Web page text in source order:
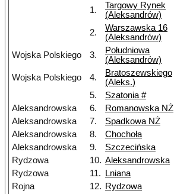
1.
Targowy Rynek
(Aleksandrów)
2.
Warszawska 16
(Aleksandrów)
Wojska Polskiego 3.
Południowa
(Aleksandrów)
Wojska Polskiego 4.
Bratoszewskiego
(Aleks.)
5. Szatonia #
Aleksandrowska
6. Romanowska NŻ
Aleksandrowska
7. Spadkowa NŻ
Aleksandrowska
8. Chochoła
Aleksandrowska
9. Szczecińska
Rydzowa
10. Aleksandrowska
Rydzowa
11. Lniana
Rojna
12. Rydzowa